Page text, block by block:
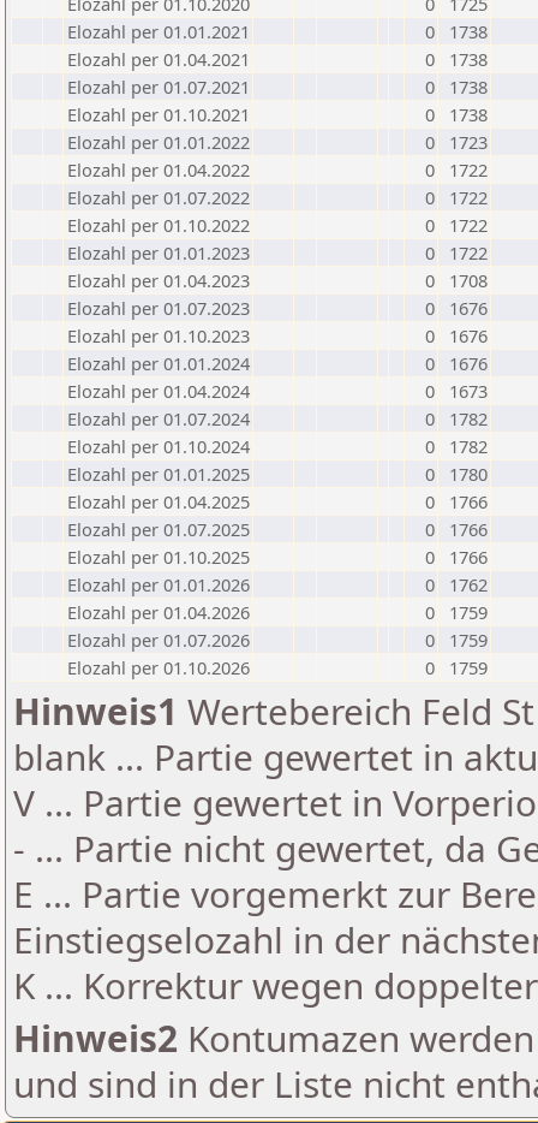
Elozahl per 01.01.2021
0
1738
Elozahl per 01.04.2021
0
1738
Elozahl per 01.07.2021
0
1738
Elozahl per 01.10.2021
0
1738
Elozahl per 01.01.2022
0
1723
Elozahl per 01.04.2022
0
1722
Elozahl per 01.07.2022
0
1722
Elozahl per 01.10.2022
0
1722
Elozahl per 01.01.2023
0
1722
Elozahl per 01.04.2023
0
1708
Elozahl per 01.07.2023
0
1676
Elozahl per 01.10.2023
0
1676
Elozahl per 01.01.2024
0
1676
Elozahl per 01.04.2024
0
1673
Elozahl per 01.07.2024
0
1782
Elozahl per 01.10.2024
0
1782
Elozahl per 01.01.2025
0
1780
Elozahl per 01.04.2025
0
1766
Elozahl per 01.07.2025
0
1766
Elozahl per 01.10.2025
0
1766
Elozahl per 01.01.2026
0
1762
Elozahl per 01.04.2026
0
1759
Elozahl per 01.07.2026
0
1759
Elozahl per 01.10.2026
0 1759
Hinweis1 Wertebereich Feld
blank ... Partie gewertet in
V ... Partie gewertet in
- ... Partie nicht gewertet, da
E ... Partie vorgemerkt zur
Einstiegselozahl in der
K ... Korrektur wegen
Hinweis2 Kontumazen
und sind in der Liste nicht